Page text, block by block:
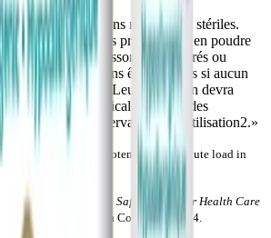
pour nourrissons ne sont pas stériles.
d’infection, les préparations en poudre
chez les nourrissons prématurés ou
pourront néanmoins être utilisées si aucun
n’est accessible. Leur utilisation devra
surveillance médicale, suivant des
de conservation et d’utilisation2.»
solute load and potential renal solute load in
Infant Feeding: Safety Issues for Health Care
International Formula Council; 2004:4.